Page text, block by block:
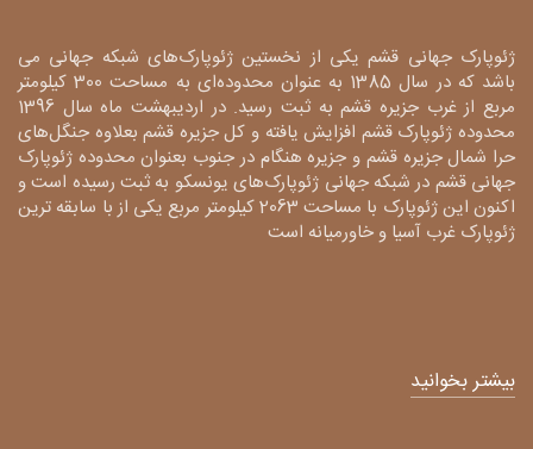
ژئوپارک جهانی قشم یکی از نخستین ژئوپارک‌های شبکه جهانی می
باشد که در سال 1385 به عنوان محدوده‌ای به مساحت 300 کیلومتر
مربع از غرب جزیره قشم به ثبت رسید. در اردیبهشت ماه سال 1396
محدوده ژئوپارک قشم افزایش یافته و کل جزیره قشم بعلاوه جنگل‌های
حرا شمال جزیره قشم و جزیره هنگام در جنوب بعنوان محدوده ژئوپارک
جهانی قشم در شبکه جهانی ژئوپارک‌های یونسکو به ثبت رسیده است و
اکنون این ژئوپارک با مساحت 2063 کیلومتر مربع یکی از با سابقه ترین
ژئوپارک غرب آسیا و خاورمیانه است
بیشتر بخوانید